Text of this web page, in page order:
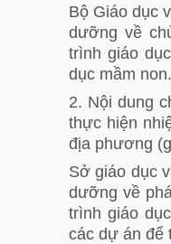
Bộ Giáo dục
dưỡng về
trình giáo
dục mầm non.
2. Nội dung
thực hiện
địa phương
Sở giáo dục
dưỡng về
trình giáo
các dự án để